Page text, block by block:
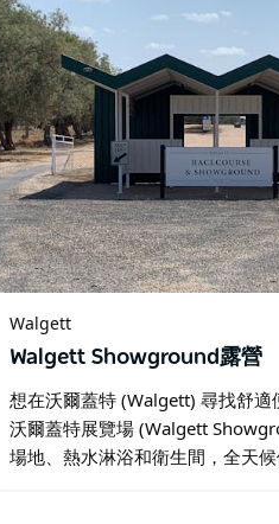
Walgett
Walgett Showground露營
想在沃爾蓋特 (Walgett) 尋找舒適
沃爾蓋特展覽場 (Walgett
場地、熱水淋浴和衛生間，全天